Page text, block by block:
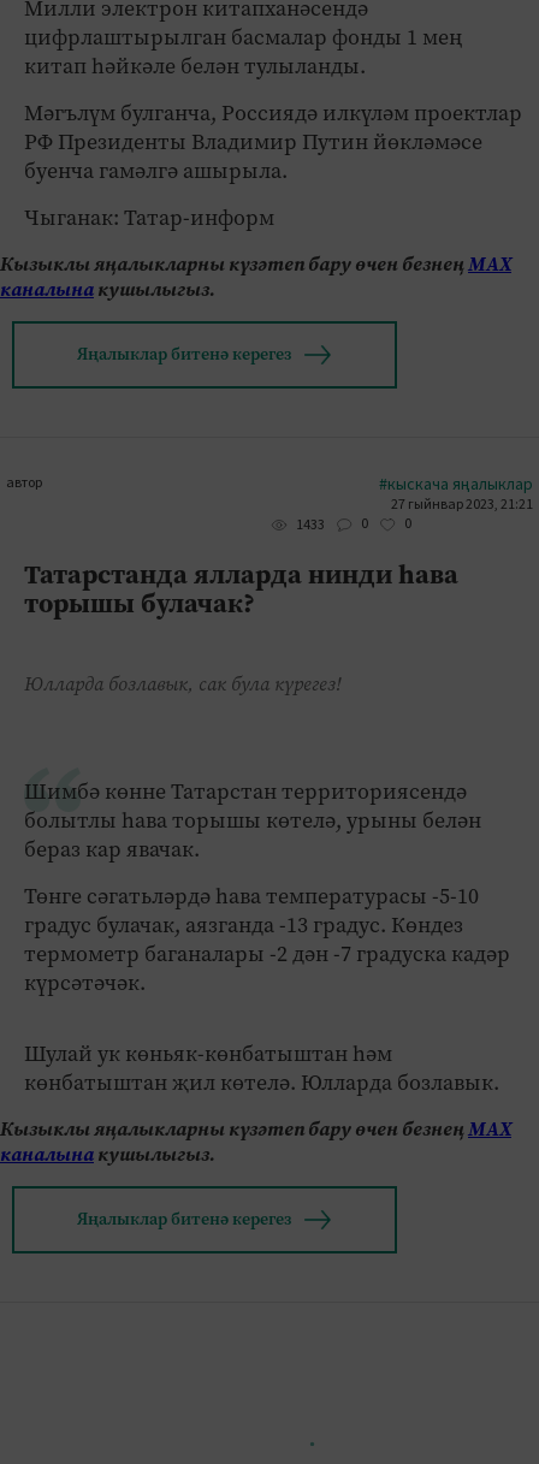
Милли электрон китапханәсендә
цифрлаштырылган басмалар фонды 1 мең
китап һәйкәле белән тулыланды.
Мәгълүм булганча, Россиядә илкүләм проектлар
РФ Президенты Владимир Путин йөкләмәсе
буенча гамәлгә ашырыла.
Чыганак: Татар-информ
Кызыклы яңалыкларны күзәтеп бару өчен безнеңМАХ
каналынакушылыгыз.
Яңалыклар битенә керегез
автор #кыскача яңалыклар
27 гыйнвар 2023, 21:21
1433
0 0
Татарстанда ялларда нинди һава
торышы булачак?
Юлларда бозлавык, сак була күрегез!
Шимбә көнне Татарстан территориясендә
болытлы һава торышы көтелә, урыны белән
бераз кар явачак.
Төнге сәгатьләрдә һава температурасы -5-10
градус булачак, аязганда -13 градус. Көндез
термометр баганалары -2 дән -7 градуска кадәр
күрсәтәчәк.
Шулай ук көньяк-көнбатыштан һәм
көнбатыштан җил көтелә. Юлларда бозлавык.
Кызыклы яңалыкларны күзәтеп бару өчен безнеңМАХ
каналынакушылыгыз.
Яңалыклар битенә керегез